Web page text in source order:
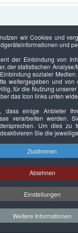
Urheberrechtsnachweise
Bundesverband
und Fachgutachter
wir Cookies und
und
der Einbindung von
der statistischen
sozialer
weitergegeben und von
für die Nutzung
das Icon links unten
dass einige Anbieter
verarbeiten werden.
Um dies zu
Sie die
Zustimmen
Ablehnen
Einstellungen
Weitere Informationen